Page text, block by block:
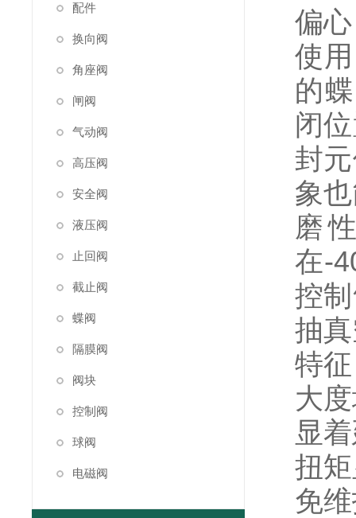
配件
换向阀
角座阀
闸阀
气动阀
高压阀
安全阀
液压阀
止回阀
截止阀
蝶阀
隔膜阀
阀块
控制阀
球阀
电磁阀
偏
使
的
闭
封
象
磨
在-
控
抽
特征
大
显
扭
免